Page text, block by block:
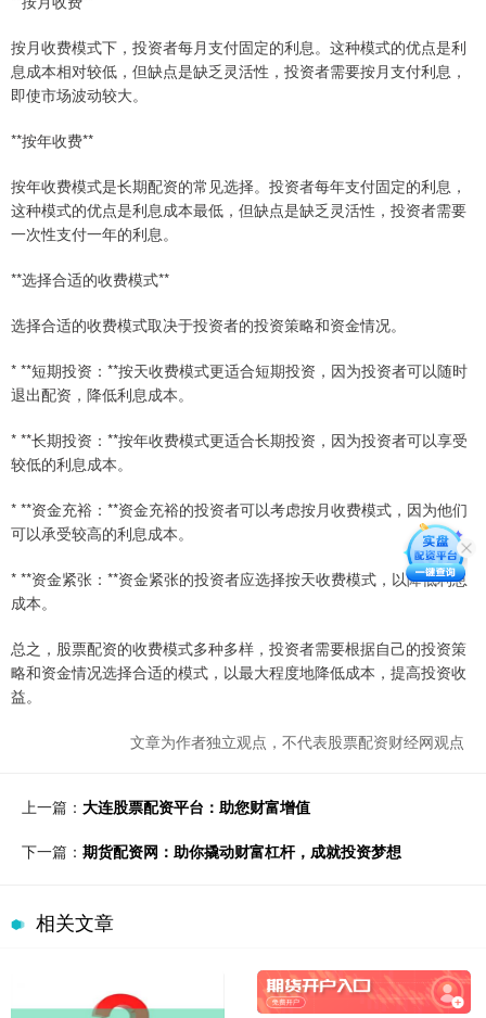
按月收费模式下，投资者每月支付固定的利息。这种模式的优点是利
息成本相对较低，但缺点是缺乏灵活性，投资者需要按月支付利息，
即使市场波动较大。
**按年收费**
按年收费模式是长期配资的常见选择。投资者每年支付固定的利息，
这种模式的优点是利息成本最低，但缺点是缺乏灵活性，投资者需要
一次性支付一年的利息。
**选择合适的收费模式**
选择合适的收费模式取决于投资者的投资策略和资金情况。
* **短期投资：**按天收费模式更适合短期投资，因为投资者可以随时
退出配资，降低利息成本。
* **长期投资：**按年收费模式更适合长期投资，因为投资者可以享受
较低的利息成本。
* **资金充裕：**资金充裕的投资者可以考虑按月收费模式，因为他们
可以承受较高的利息成本。
* **资金紧张：**资金紧张的投资者应选择按天收费模式，以降低利息
成本。
总之，股票配资的收费模式多种多样，投资者需要根据自己的投资策
略和资金情况选择合适的模式，以最大程度地降低成本，提高投资收
益。
文章为作者独立观点，不代表股票配资财经网观点
上一篇： 大连股票配资平台：助您财富增值
下一篇： 期货配资网：助你撬动财富杠杆，成就投资梦想
相关文章